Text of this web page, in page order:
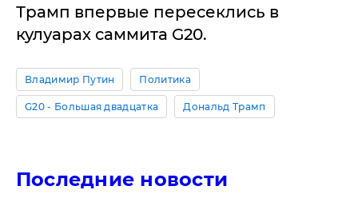
Трамп впервые пересеклись в
кулуарах саммита G20.
Владимир Путин Политика
G20 - Большая двадцатка Дональд Трамп
Последние новости